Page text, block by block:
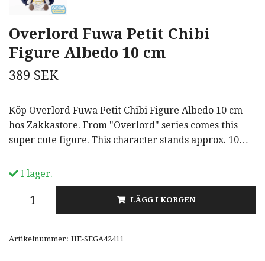
Overlord Fuwa Petit Chibi
Figure Albedo 10 cm
389 SEK
Köp Overlord Fuwa Petit Chibi Figure Albedo 10 cm
hos Zakkastore. From "Overlord" series comes this
super cute figure. This character stands approx. 10…
I lager.
LÄGG I KORGEN
Artikelnummer: HE-SEGA42411